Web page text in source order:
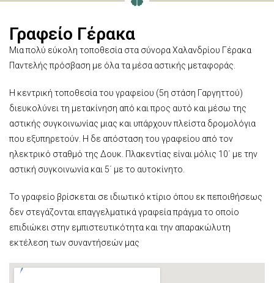
Μια πολύ εύκολη τοποθεσία στα σύνορα Χαλανδρίου Γέρακα
Παντελής πρόσβαση με όλα τα μέσα αστικής μεταφοράς.
Η κεντρική τοποθεσία του γραφείου (5η στάση Γαργηττού)
διευκολύνει τη μετακίνηση από και προς αυτό και μέσω της
αστικής συγκοινωνίας μιας και υπάρχουν πλείστα δρομολόγια
που εξυπηρετούν. Η δε απόσταση του γραφείου από τον
ηλεκτρικό σταθμό της Δουκ. Πλακεντίας είναι μόλις 10΄ με την
αστική συγκοινωνία και 5΄ με το αυτοκίνητο.
Το γραφείο βρίσκεται σε ιδιωτικό κτίριο όπου εκ πεποιθήσεως
δεν στεγάζονται επαγγελματικά γραφεία πράγμα το οποίο
επιδιώκει στην εμπιστευτικότητα και την απαρακώλυτη
εκτέλεση των συναντήσεών μας
Γραφείο Γέρακα